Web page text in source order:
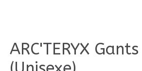
ARC'TERYX